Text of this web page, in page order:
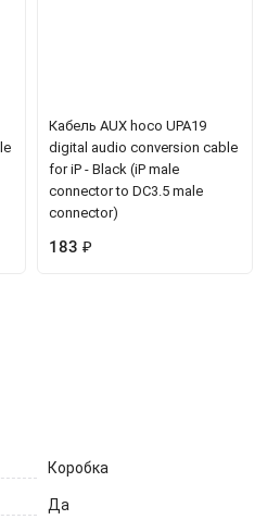
Кабель AUX hoco UPA19
digital audio conversion cable
for iP - Black (iP male
connector to DC3.5 male
connector)
183 ₽
Коробка
Да